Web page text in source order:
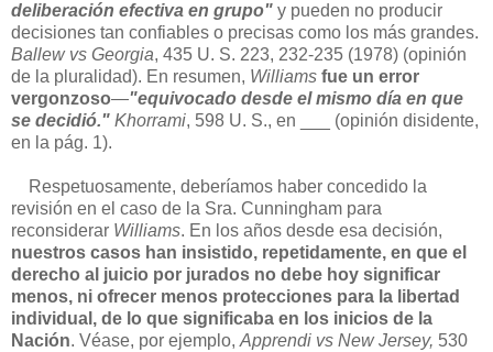
deliberación efectiva en grupo" y pueden no producir
decisiones tan confiables o precisas como los más grandes.
Ballew vs Georgia, 435 U. S. 223, 232-235 (1978) (opinión
de la pluralidad). En resumen, Williams fue un error
vergonzoso—"equivocado desde el mismo día en que
se decidió." Khorrami, 598 U. S., en ___ (opinión disidente,
en la pág. 1).
Respetuosamente, deberíamos haber concedido la
revisión en el caso de la Sra. Cunningham para
reconsiderar Williams. En los años desde esa decisión,
nuestros casos han insistido, repetidamente, en que el
derecho al juicio por jurados no debe hoy significar
menos, ni ofrecer menos protecciones para la libertad
individual, de lo que significaba en los inicios de la
Nación. Véase, por ejemplo, Apprendi vs New Jersey, 530